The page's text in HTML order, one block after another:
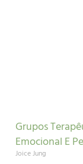
Grupos
Emocional E
Joice Jung